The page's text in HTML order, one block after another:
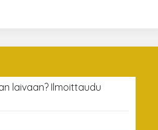
laivaan? Ilmoittaudu